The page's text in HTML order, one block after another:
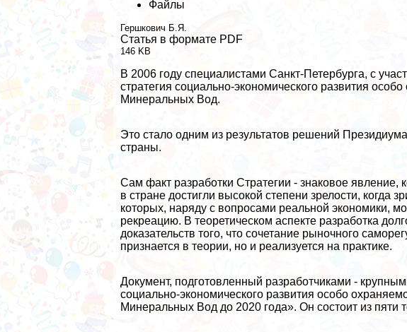
Файлы
Гершкович Б.Я.
Статья в формате PDF
146 KB
В 2006 году специалистами Санкт-Петербурга, с
стратегия социально-экономического развития
Минеральных Вод.
Это стало одним из результатов решений
страны.
Сам факт разработки Стратегии - знаковое
в стране достигли высокой степени зрелости, когда
которых, наряду с вопросами реальной экономики,
рекреацию. В теоретическом аспекте разработка
доказательств того, что сочетание рыночного
признается в теории, но и реализуется на пpaктике.
Документ, подготовленный разработчиками -
социально-экономического развития особо
Минеральных Вод до 2020 года». Он состоит из пяти